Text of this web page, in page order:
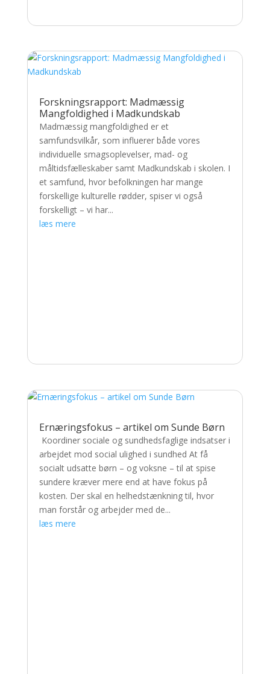
Forskningsrapport: Madmæssig
Mangfoldighed i Madkundskab
Madmæssig mangfoldighed er et
samfundsvilkår, som influerer både vores
individuelle smagsoplevelser, mad- og
måltidsfælleskaber samt Madkundskab i skolen. I
et samfund, hvor befolkningen har mange
forskellige kulturelle rødder, spiser vi også
forskelligt – vi har...
læs mere
Ernæringsfokus – artikel om Sunde Børn
Koordiner sociale og sundhedsfaglige indsatser i
arbejdet mod social ulighed i sundhed At få
socialt udsatte børn – og voksne – til at spise
sundere kræver mere end at have fokus på
kosten. Der skal en helhedstænkning til, hvor
man forstår og arbejder med de...
læs mere